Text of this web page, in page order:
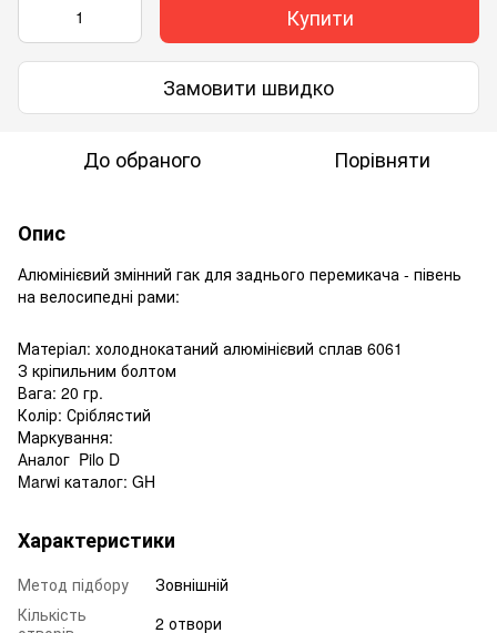
Купити
Замовити швидко
До обраного Порівняти
Опис
Алюмінієвий змінний гак для заднього перемикача - півень
на велосипедні рами:
Матеріал: холоднокатаний алюмінієвий сплав 6061
З кріпильним болтом
Вага: 20 гр.
Колір: Сріблястий
Маркування:
Аналог Pilo D
Marwi каталог: GH
Характеристики
Метод підбору
Зовнішній
Кількість
2 отвори